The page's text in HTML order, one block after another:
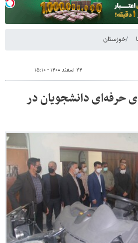
خوزستان
۲۴ اسفند ۱۴۰۰ - ۱۵:۱۰
حرفه‌ای دانشجویان در